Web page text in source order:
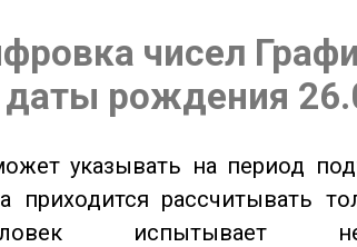
чисел
рождения
указывать на период
приходится рассчитывать
испытывает